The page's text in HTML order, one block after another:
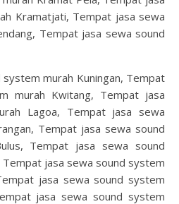
Kramatjati, Tempat jasa sewa
Tempat jasa sewa sound
murah Kuningan, Tempat
murah Kwitang, Tempat jasa
Lagoa, Tempat jasa sewa
Tempat jasa sewa sound
Tempat jasa sewa sound
jasa sewa sound system
jasa sewa sound system
jasa sewa sound system